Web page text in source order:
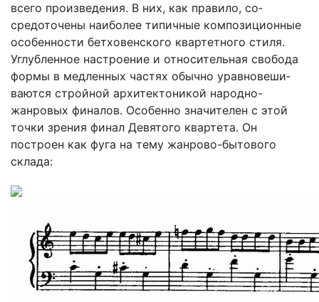
всего произведения. В них, как правило, со­
средоточены наиболее типичные композиционные
особенности бетховенского квартетного стиля.
Углубленное настроение и относи­тельная свобода
формы в медленных частях обычно уравновеши­
ваются стройной архитектоникой народно-
жанровых финалов. Осо­бенно значителен с этой
точки зрения финал Девятого квартета. Он
построен как фуга на тему жанрово-бытового
склада: